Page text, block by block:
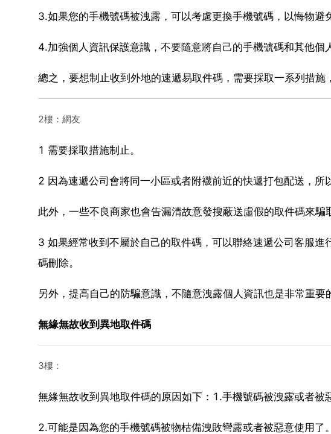
3.如果您的手機號碼被洩露，可以考慮更換手機號碼，以悔物避
4.加強個人資訊保護意識，不要隨意將自己的手機號碼和其他個
總之，要想制止收到外地的速遞易取件碼，需要採取一系列措施
2樓：網友
1 需要採取措施制止。
2 因為速遞公司會將同一小區或者附襪前近的快遞打包配送，所
此外，一些不良商家也會告漏清故意發搜蔽送虛假的取件碼來騙
3 如果經常收到不屬於自己的取件碼，可以聯絡速遞公司客服
碼刪除。
另外，提高自己的防騙意識，不隨意洩露個人資訊也是非常重要
無緣無故收到異地取件碼
3樓：
無緣無故收到異地取件碼的原因如下：1.手機號碼被洩露或者被
2.可能是因為您的手機號碼被物枯備洩敗彎露或者被惡意使用了